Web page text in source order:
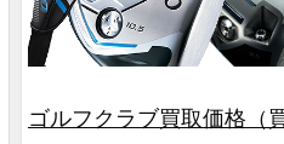
ゴルフクラブ買取価格（